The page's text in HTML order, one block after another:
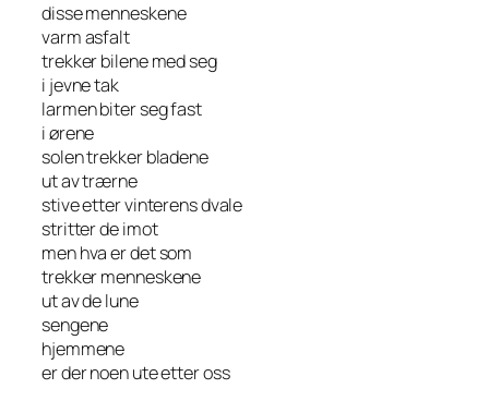
disse menneskene
varm asfalt
trekker bilene med seg
i jevne tak
larmen biter seg fast
i ørene
solen trekker bladene
ut av trærne
stive etter vinterens dvale
stritter de imot
men hva er det som
trekker menneskene
ut av de lune
sengene
hjemmene
er der noen ute etter oss